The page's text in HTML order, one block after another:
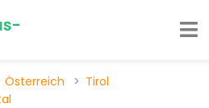
Österreich
Tirol